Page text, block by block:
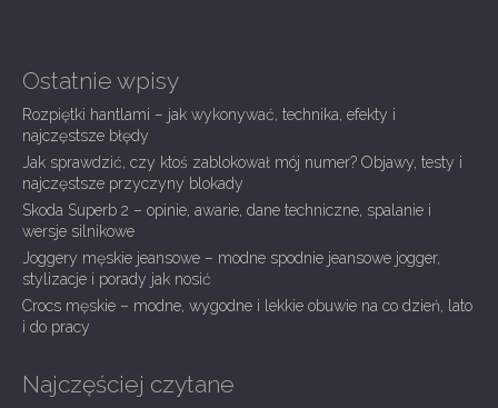
a
v
i
g
a
t
i
o
n
Ostatnie wpisy
Rozpiętki hantlami – jak wykonywać, technika, efekty i
najczęstsze błędy
Jak sprawdzić, czy ktoś zablokował mój numer? Objawy, testy i
najczęstsze przyczyny blokady
Skoda Superb 2 – opinie, awarie, dane techniczne, spalanie i
wersje silnikowe
Joggery męskie jeansowe – modne spodnie jeansowe jogger,
stylizacje i porady jak nosić
Crocs męskie – modne, wygodne i lekkie obuwie na co dzień, lato
i do pracy
Najczęściej czytane